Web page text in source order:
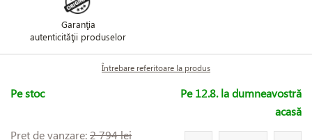
Garanţia
autenticităţii produselor
Întrebare referitoare la produs
Pe stoc
Pe 12.8. la dumneavostră
acasă
Pret de vanzare:2 794 lei